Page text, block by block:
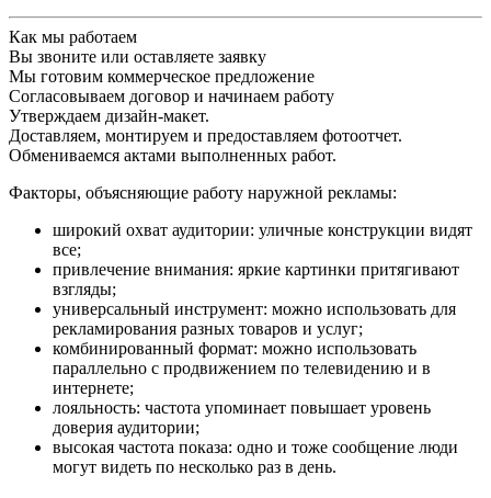
Как мы работаем
Вы звоните или оставляете заявку
Мы готовим коммерческое предложение
Согласовываем договор и начинаем работу
Утверждаем дизайн-макет.
Доставляем, монтируем и предоставляем фотоотчет.
Обмениваемся актами выполненных работ.
Факторы, объясняющие работу наружной рекламы:
широкий охват аудитории: уличные конструкции видят
все;
привлечение внимания: яркие картинки притягивают
взгляды;
универсальный инструмент: можно использовать для
рекламирования разных товаров и услуг;
комбинированный формат: можно использовать
параллельно с продвижением по телевидению и в
интернете;
лояльность: частота упоминает повышает уровень
доверия аудитории;
высокая частота показа: одно и тоже сообщение люди
могут видеть по несколько раз в день.